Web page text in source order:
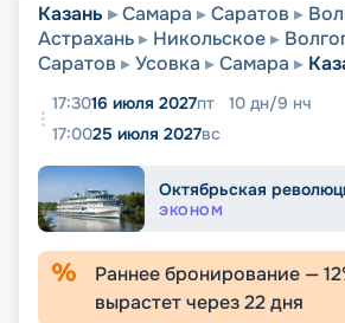
Казань Самара Саратов
Астрахань
Никольское
Саратов
Усовка Самара
17:3016 июля 2027пт 10 дн/9 нч
17:0025 июля 2027вс
Октябрьская
ЭКОНОМ
Раннее бронирование —12
вырастет через22дня